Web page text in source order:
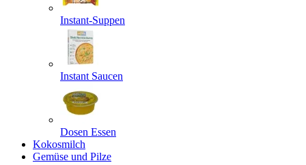
Instant-Suppen
Instant Saucen
Dosen Essen
Kokosmilch
Gemüse und Pilze